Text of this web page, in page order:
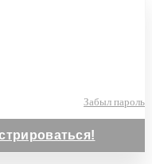
Забыл пароль